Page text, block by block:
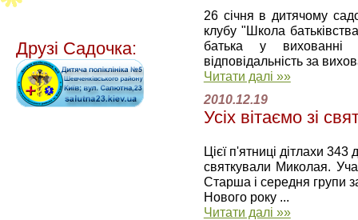
Друзі Садочка:
26 січня в дитячому
клубу "Школа
батька у вихованні
відповідальність за
Читати далі »»
2010.12.19
Усіх вітаємо зі
Цієї п'ятниці дітлахи
святкували Миколая.
Старша і середня групи
Нового року ...
Читати далі »»